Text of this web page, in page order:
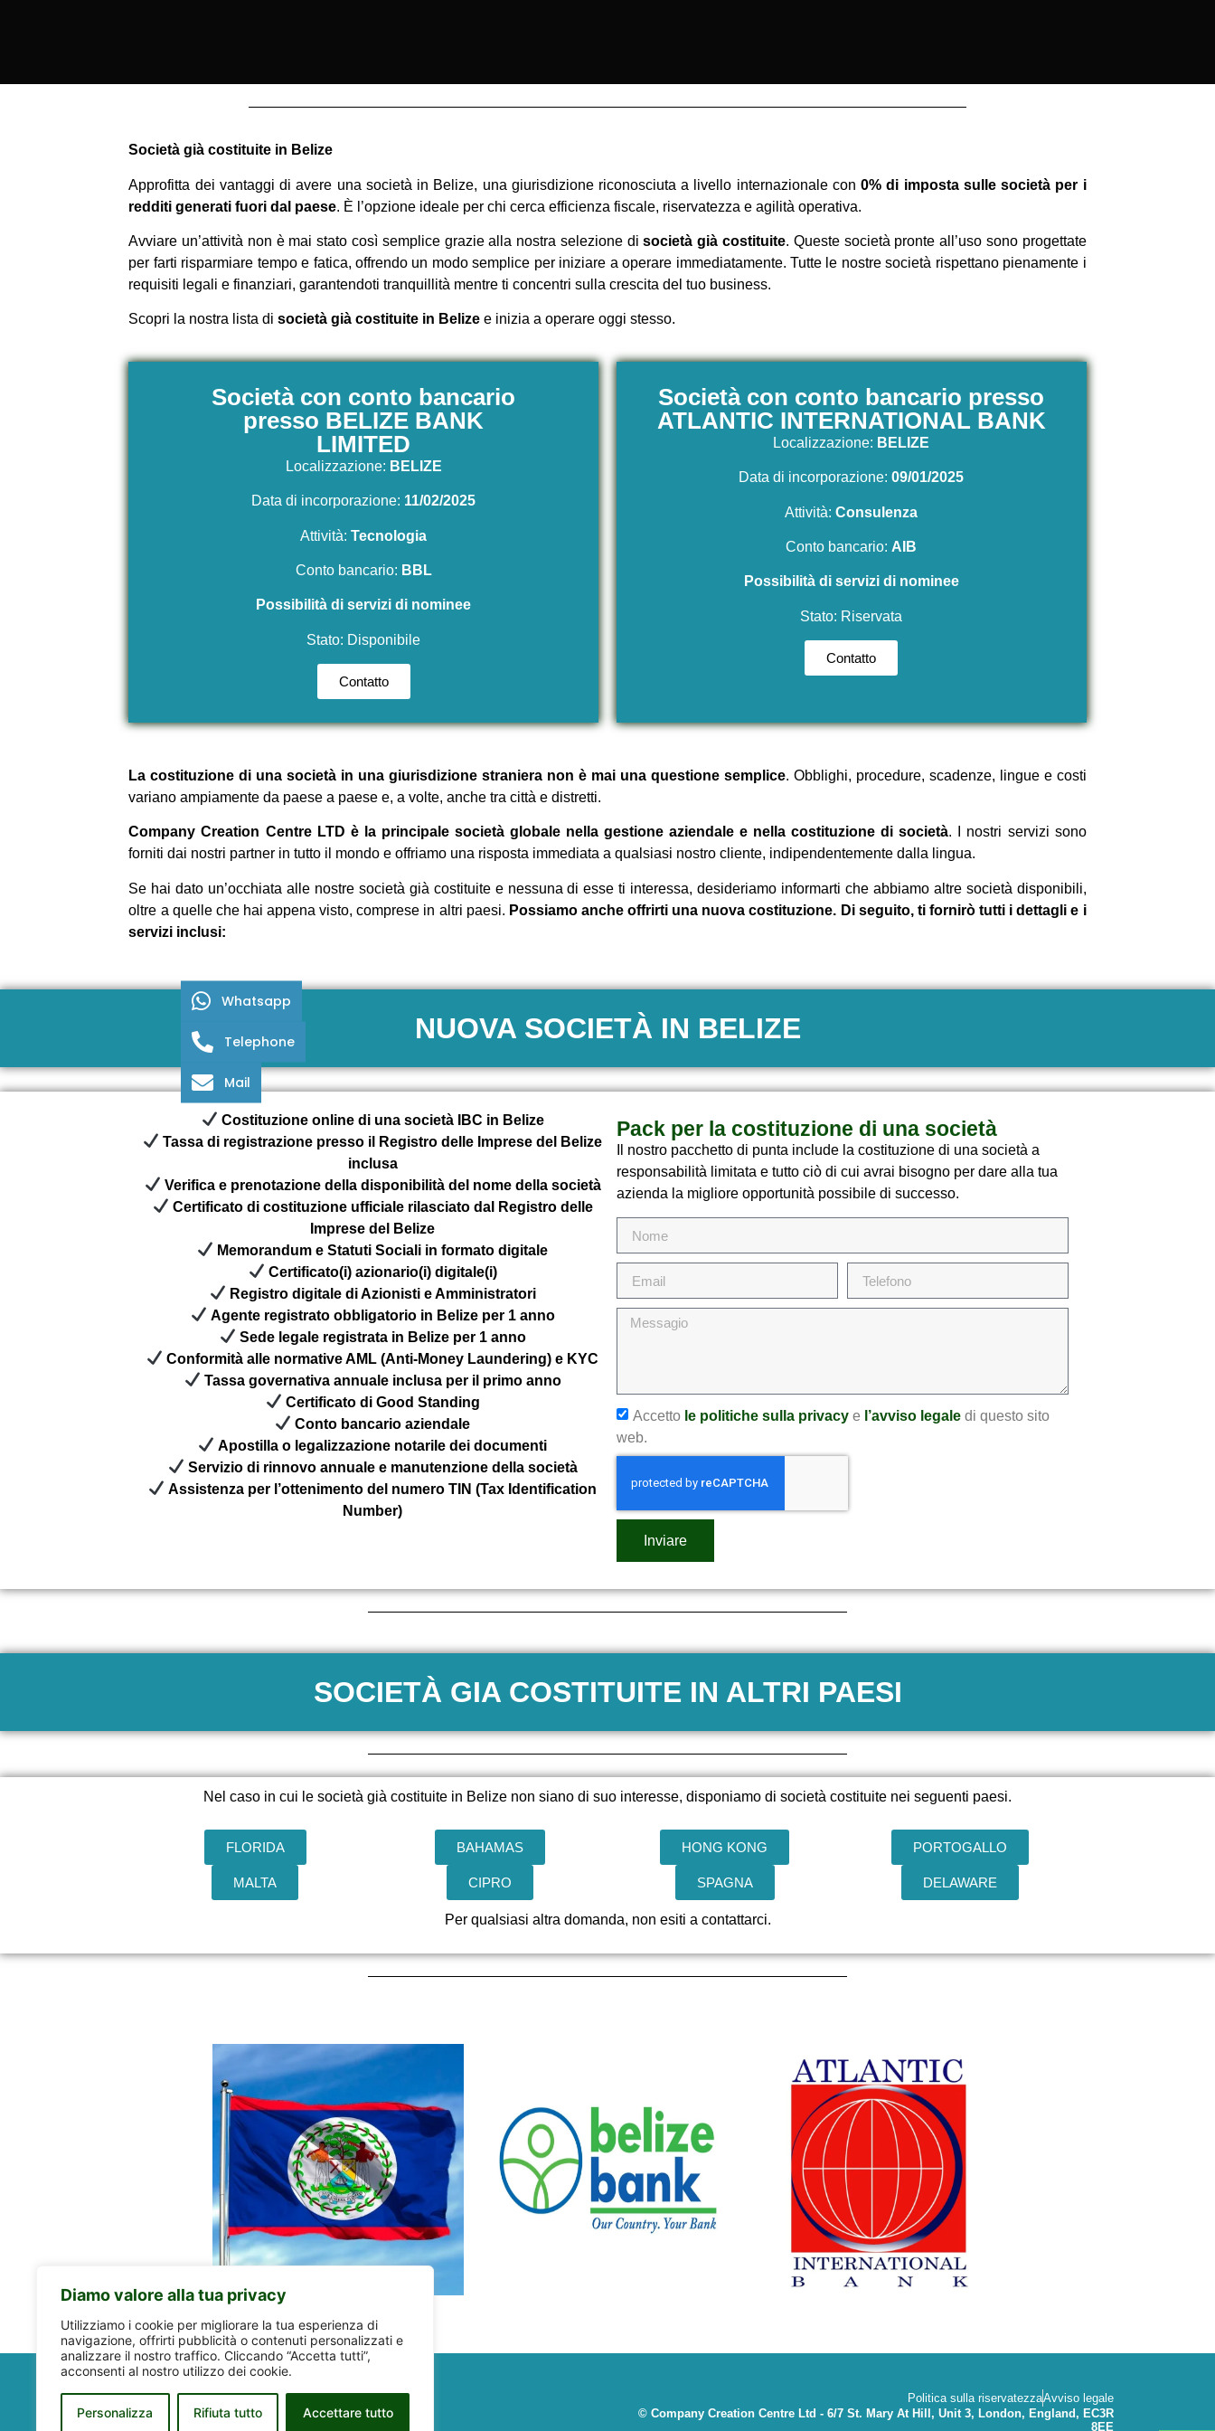
Diamo valore alla tua privacy
Utilizziamo i cookie per migliorare la tua esperienza di
navigazione, offrirti pubblicità o contenuti personalizzati e
analizzare il nostro traffico. Cliccando “Accetta tutti”,
acconsenti al nostro utilizzo dei cookie.
Personalizza Rifiuta tutto Accettare tutto
Società già costituite in Belize
Approfitta dei vantaggi di avere una società in Belize, una giurisdizione riconosciuta a livello internazionale con0% di imposta sulle società per i
redditi generati fuori dal paese. È l’opzione ideale per chi cerca efficienza fiscale, riservatezza e agilità operativa.
Avviare un’attività non è mai stato così semplice grazie alla nostra selezione disocietà già costituite. Queste società pronte all’uso sono progettate
per farti risparmiare tempo e fatica, offrendo un modo semplice per iniziare a operare immediatamente. Tutte le nostre società rispettano pienamente i
requisiti legali e finanziari, garantendoti tranquillità mentre ti concentri sulla crescita del tuo business.
Scopri la nostra lista disocietà già costituite in Belize e inizia a operare oggi stesso.
Società con conto bancario
presso BELIZE BANK
LIMITED
Localizzazione: BELIZE
Data di incorporazione: 11/02/2025
Attività:Tecnologia
Conto bancario: BBL
Possibilità di servizi di nominee
Stato: Disponibile
Contatto
Società con conto bancario presso
ATLANTIC INTERNATIONAL BANK
Localizzazione: BELIZE
Data di incorporazione: 09/01/2025
Attività:Consulenza
Conto bancario: AIB
Possibilità di servizi di nominee
Stato: Riservata
Contatto
La costituzione di una società in una giurisdizione straniera non è mai una questione semplice. Obblighi, procedure, scadenze, lingue e costi
variano ampiamente da paese a paese e, a volte, anche tra città e distretti.
Company Creation Centre LTD è la principale società globale nella gestione aziendale e nella costituzione di società. I nostri servizi sono
forniti dai nostri partner in tutto il mondo e offriamo una risposta immediata a qualsiasi nostro cliente, indipendentemente dalla lingua.
Se hai dato un’occhiata alle nostre società già costituite e nessuna di esse ti interessa, desideriamo informarti che abbiamo altre società disponibili,
oltre a quelle che hai appena visto, comprese in altri paesi. Possiamo anche offrirti una nuova costituzione. Di seguito, ti fornirò tutti i dettagli e i
servizi inclusi:
NUOVA SOCIETÀ IN BELIZE
Costituzione online di una società IBC in Belize
Tassa di registrazione presso il Registro delle Imprese del Belize
inclusa
Verifica e prenotazione della disponibilità del nome della società
Certificato di costituzione ufficiale rilasciato dal Registro delle
Imprese del Belize
Memorandum e Statuti Sociali in formato digitale
Certificato(i) azionario(i) digitale(i)
Registro digitale di Azionisti e Amministratori
Agente registrato obbligatorio in Belize per 1 anno
Sede legale registrata in Belize per 1 anno
Conformità alle normative AML (Anti-Money Laundering) e KYC
Tassa governativa annuale inclusa per il primo anno
Certificato di Good Standing
Conto bancario aziendale
Apostilla o legalizzazione notarile dei documenti
Servizio di rinnovo annuale e manutenzione della società
Assistenza per l’ottenimento del numero TIN (Tax Identification
Number)
Pack per la costituzione di una società
Il nostro pacchetto di punta include la costituzione di una società a
responsabilità limitata e tutto ciò di cui avrai bisogno per dare alla tua
azienda la migliore opportunità possibile di successo.
Accetto le politiche sulla privacy e l’avviso legale di questo sito
web.
Inviare
SOCIETÀ GIA COSTITUITE IN ALTRI PAESI
Nel caso in cui le società già costituite in Belize non siano di suo interesse, disponiamo di società costituite nei seguenti paesi.
FLORIDA BAHAMAS HONG KONG PORTOGALLO
MALTA CIPRO SPAGNA DELAWARE
Per qualsiasi altra domanda, non esiti a contattarci.
Politica sulla riservatezzaAvviso legale
© Company Creation Centre Ltd - 6/7 St. Mary At Hill, Unit 3, London, England, EC3R
8EE
Whatsapp
Telephone
Mail